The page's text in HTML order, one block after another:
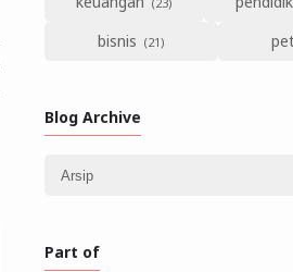
bisnis
Blog Archive
Part of